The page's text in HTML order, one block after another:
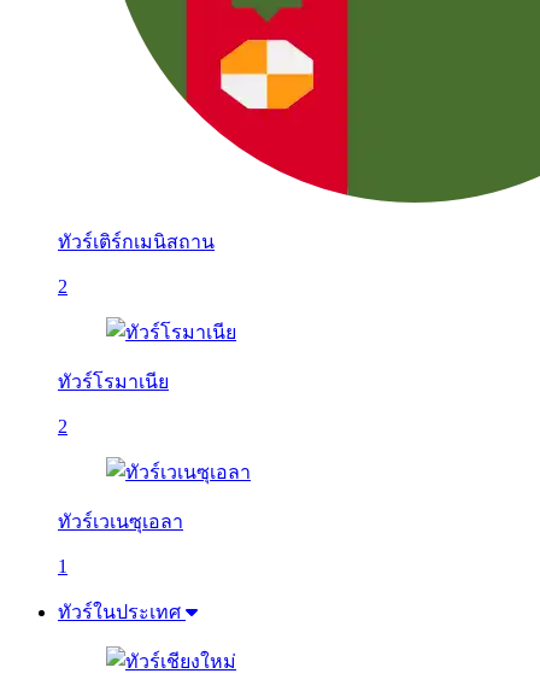
ทัวร์เติร์กเมนิสถาน
2
ทัวร์โรมาเนีย
2
ทัวร์เวเนซุเอลา
1
ทัวร์ในประเทศ